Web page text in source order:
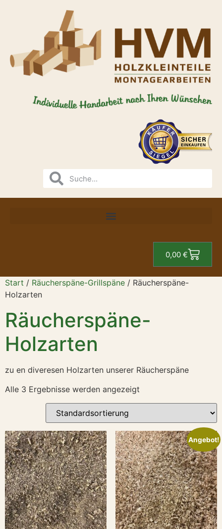
0,00 €
Start / Räucherspäne-Grillspäne / Räucherspäne-
Holzarten
Räucherspäne-
Holzarten
zu en diveresen Holzarten unserer Räucherspäne
Alle 3 Ergebnisse werden angezeigt
Angebot!